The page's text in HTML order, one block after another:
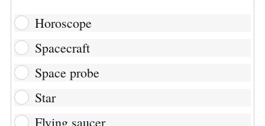
Horoscope
Spacecraft
Space probe
Star
Flying saucer